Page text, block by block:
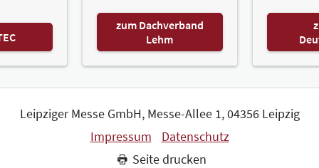
zum Dachverband
Lehm
Leipziger Messe GmbH, Messe-Allee 1, 04356 Leipzig
Impressum
Datenschutz
Seite drucken